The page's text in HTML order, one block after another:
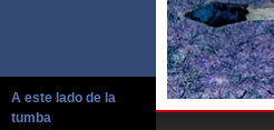
A este lado de la
tumba